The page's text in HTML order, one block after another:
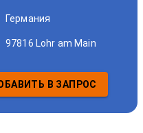
Германия
97816 Lohr am Main
В ЗАПРОС